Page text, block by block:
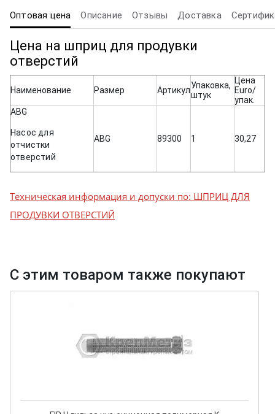
Оптовая цена Описание Отзывы Доставка
Цена на шприц для продувки
отверстий
Наименование Размер АртикулУпаковка,
штук
Цена
Euro/
упак.
ABG
Насос для
отчистки
отверстий
ABG 89300 1 30,27
Техническая информация и допуски по: ШПРИЦ ДЛЯ
ПРОДУВКИ ОТВЕРСТИЙ
С этим товаром также покупают